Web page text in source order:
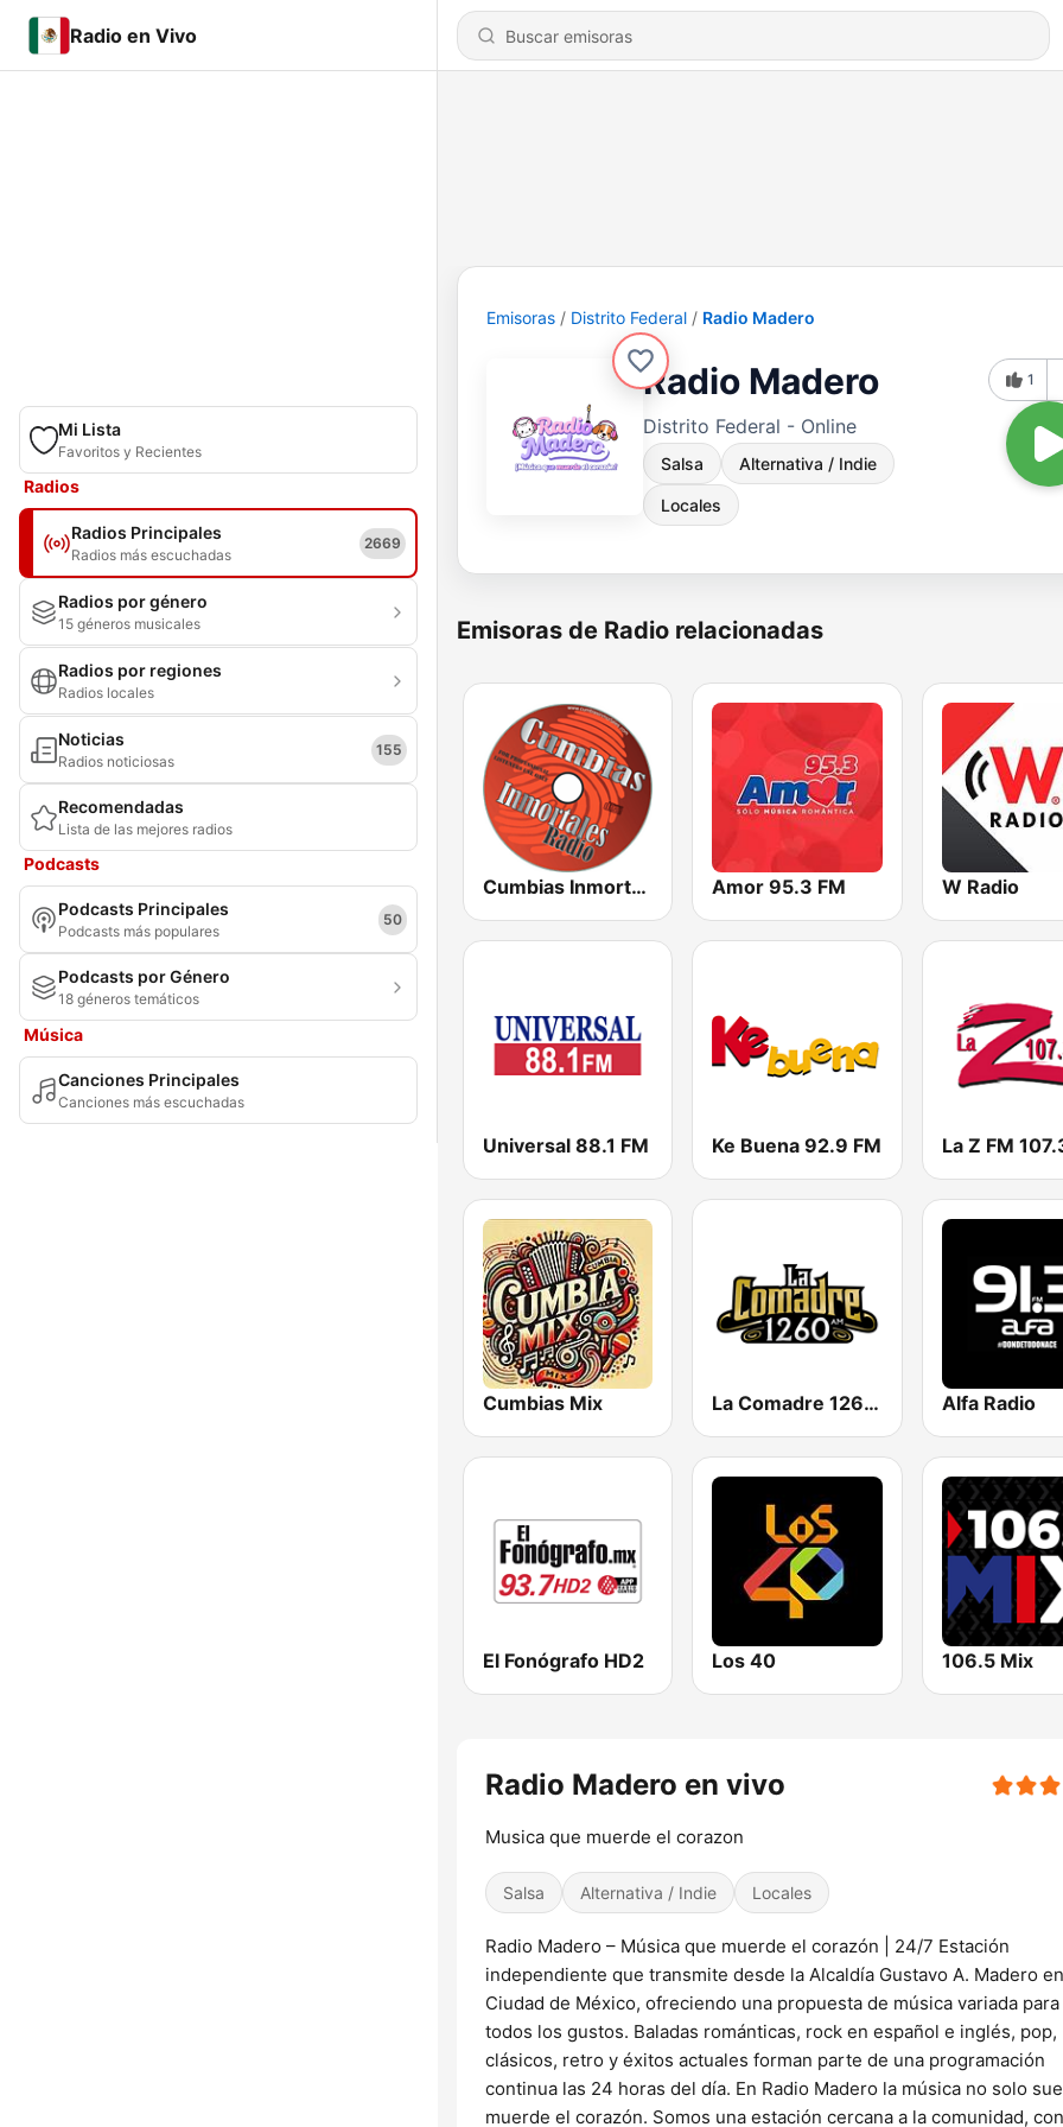
Radio en Vivo
Mi Lista
Favoritos y Recientes
Radios
Radios Principales
Radios más escuchadas
2669
Radios por género
15 géneros musicales
Radios por regiones
Radios locales
Noticias
Radios noticiosas
155
Recomendadas
Lista de las mejores radios
Podcasts
Podcasts Principales
Podcasts más populares
50
Podcasts por Género
18 géneros temáticos
Música
Canciones Principales
Canciones más escuchadas
Emisoras Distrito Federal Radio Madero
Radio Madero
Distrito Federal - Online
Salsa Alternativa / Indie
Locales
1
Emisoras de Radio relacionadas
Cumbias Inmortales Radio Amor 95.3 FM W Radio
Universal 88.1 FM Ke Buena 92.9 FM La Z FM
Cumbias Mix La Comadre 1260 AM Alfa Radio
El Fonógrafo HD2 Los 40 106.5 Mix
Radio Madero en vivo
Musica que muerde el corazon
Salsa Alternativa / Indie Locales
Radio Madero – Música que muerde el corazón | 24/7 Estación
independiente que transmite desde la Alcaldía Gustavo A. Madero en
Ciudad de México, ofreciendo una propuesta de música variada para
todos los gustos. Baladas románticas, rock en español e inglés, pop,
clásicos, retro y éxitos actuales forman parte de una programación
continua las 24 horas del día. En Radio Madero la música no solo
muerde el corazón. Somos una estación cercana a la comunidad,